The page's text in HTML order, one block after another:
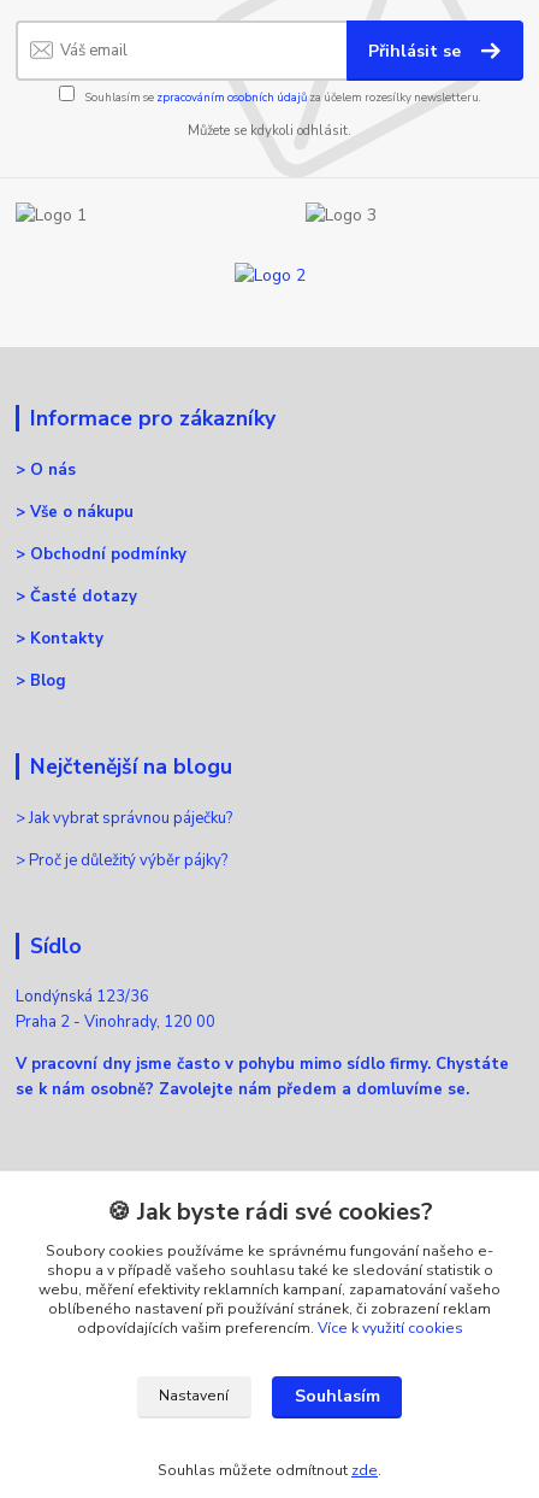
Přihlásit se
Souhlasím se zpracováním osobních údajůza účelem rozesílky newsletteru.
Můžete se kdykoli odhlásit.
Informace pro zákazníky
> O nás
>Vše o nákupu
> Obchodní podmínky
>Časté dotazy
> Kontakty
> Blog
Nejčtenější na blogu
>Jak vybrat správnou páječku?
>Proč je důležitý výběr pájky?
Sídlo
Londýnská 123/36
Praha 2 - Vinohrady, 120 00
V pracovní dny jsme často v pohybu mimo sídlo firmy. Chystáte
se k nám osobně? Zavolejte nám předem a domluvíme se.
Kontakty
Zákaznická podpora Ellfox
+420 725 430 040
(Po-Pá, 8-16 hod.)
🍪 Jak byste rádi své cookies?
Soubory cookies používáme ke správnému fungování našeho e-
shopu a v případě vašeho souhlasu také ke sledování statistik o
webu, měření efektivity reklamních kampaní, zapamatování vašeho
oblíbeného nastavení při používání stránek, či zobrazení reklam
odpovídajících vašim preferencím. Více k využití cookies
Nastavení Souhlasím
Souhlas můžete odmítnout zde.